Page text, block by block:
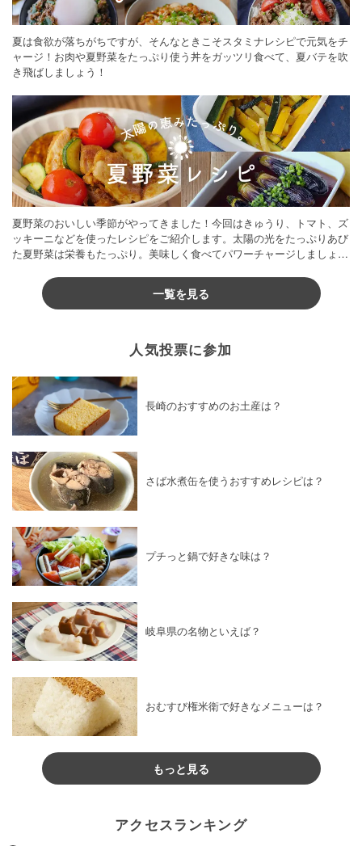
夏は食欲が落ちがちですが、そんなときこそスタミナレシピで元気をチ
ャージ！お肉や夏野菜をたっぷり使う丼をガッツリ食べて、夏バテを吹
き飛ばしましょう！
夏野菜のおいしい季節がやってきました！今回はきゅうり、トマト、ズ
ッキーニなどを使ったレシピをご紹介します。太陽の光をたっぷりあび
た夏野菜は栄養もたっぷり。美味しく食べてパワーチャージしましょう
一覧を見る
人気投票に参加
長崎のおすすめのお土産は？
さば水煮缶を使うおすすめレシピは？
プチっと鍋で好きな味は？
岐阜県の名物といえば？
おむすび権米衛で好きなメニューは？
もっと見る
アクセスランキング